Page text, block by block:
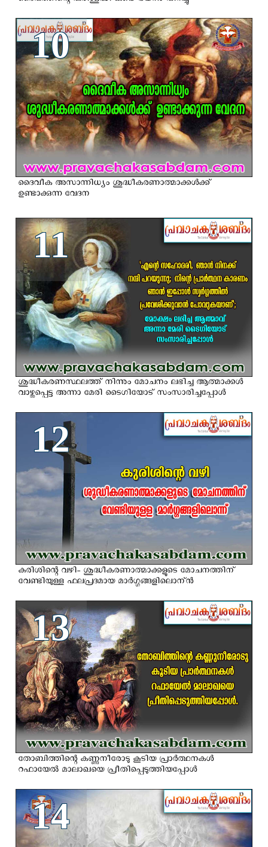
10
ദൈവീക അസാന്നിധ്യം ശുദ്ധീകരണാത്മാക്കള്‍ക്ക്
ഉണ്ടാക്കുന്ന വേദന
11
ശുദ്ധീകരണസ്ഥലത്ത്‌ നിന്നും മോചനം ലഭിച്ച ആത്മാക്കൾ
വാഴ്ത്തപ്പെട്ട അന്നാ മേരി ടൈഗിയോട് സംസാരിച്ചപ്പോള്‍
12
കുരിശിന്റെ വഴി- ശുദ്ധീകരണാത്മാക്കളുടെ മോചനത്തിന്
വേണ്ടിയുള്ള ഫലപ്രദമായ മാര്‍ഗ്ഗങ്ങളിലൊന്ന്‍
13
തോബിത്തിന്റെ കണ്ണുനീരോടു കൂടിയ പ്രാര്‍ത്ഥനകള്‍
റഫായേല്‍ മാലാഖയെ പ്രീതിപ്പെടുത്തിയപ്പോള്‍
14